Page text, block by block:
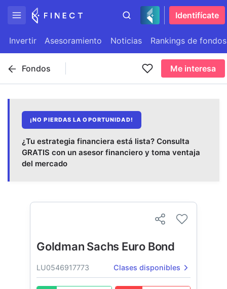
Identifícate
Invertir Asesoramiento Noticias Rankings de fondos
Fondos Me interesa
¡NO PIERDAS LA OPORTUNIDAD!
¿Tu estrategia financiera está lista? Consulta
GRATIS con un asesor financiero y toma ventaja
del mercado
Goldman Sachs Euro Bond
LU0546917773 Clases disponibles